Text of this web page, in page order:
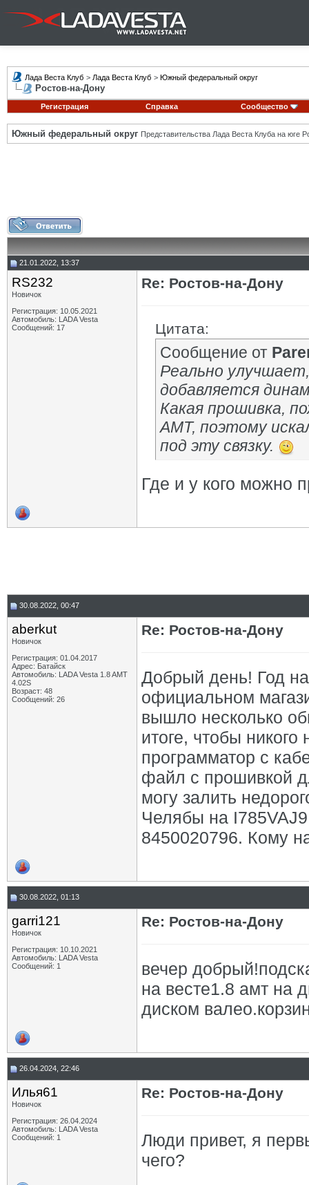
Лада Веста Клуб > Лада Веста Клуб > Южный федеральный округ
Ростов-на-Дону
Регистрация Справка Сообщество
Южный федеральный округ Представительства Лада Веста Клуба на юге
21.01.2022, 13:37
RS232
Новичок
Регистрация: 10.05.2021
Автомобиль: LADA Vesta
Сообщений: 17
Re: Ростов-на-Дону
Цитата:
Сообщение от
Реально
добавляется
Какая прошивка,
АМТ, поэтому
под эту связку.
Где и у кого можно
30.08.2022, 00:47
aberkut
Новичок
Регистрация: 01.04.2017
Адрес: Батайск
Автомобиль: LADA Vesta 1.8 AMT
4.02S
Возраст: 48
Сообщений: 26
Re: Ростов-на-Дону
Добрый день! Год
официальном
вышло несколько
итоге, чтобы
программатор с
файл с прошивкой
могу залить
Челябы на
8450020796. Кому
30.08.2022, 01:13
garri121
Новичок
Регистрация: 10.10.2021
Автомобиль: LADA Vesta
Сообщений: 1
Re: Ростов-на-Дону
вечер
на весте1.8 амт на
диском
26.04.2024, 22:46
Илья61
Новичок
Регистрация: 26.04.2024
Автомобиль: LADA Vesta
Сообщений: 1
Re: Ростов-на-Дону
Люди привет, я
чего?